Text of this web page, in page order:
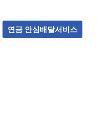
연금 안심배달서비스